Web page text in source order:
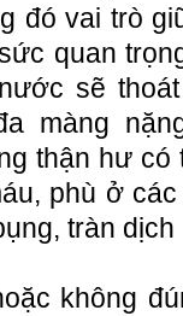
đó vai trò
quan
sẽ
màng
thận hư
phù ở
tràn
không